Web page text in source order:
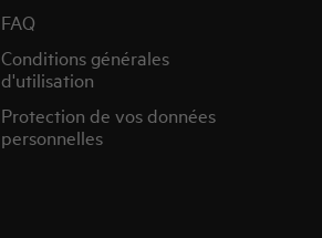
FAQ
Conditions générales
d'utilisation
Protection de vos données
personnelles